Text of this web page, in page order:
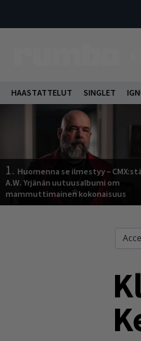
HAASTATTELUT SINGLET
1. Huomenna se ilmestyy –
A.W. Yrjänän uutuusalbumi om
mammuttimainen kokonaisuus